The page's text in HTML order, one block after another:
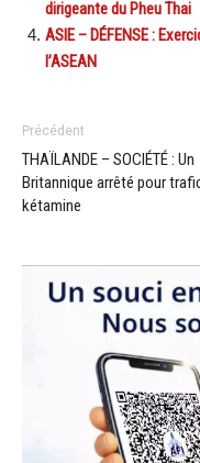
dirigeante du Pheu Thai
ASIE – DÉFENSE :
l’ASEAN
Précédent
THAÏLANDE – SOCIÉTÉ : Un
Britannique arrêté pour
kétamine